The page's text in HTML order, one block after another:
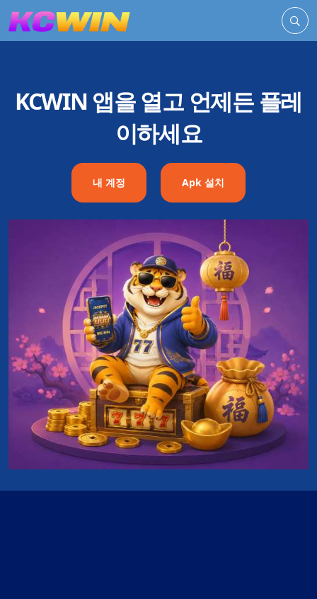
KCWIN 앱을 열고 언제든 플레
이하세요
내 계정 Apk 설치